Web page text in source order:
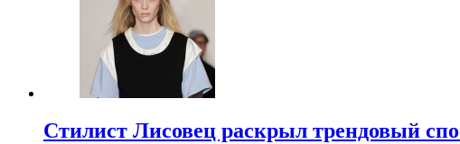
Стилист Лисовец раскрыл трендовый